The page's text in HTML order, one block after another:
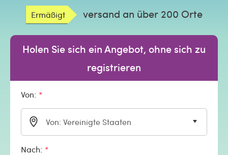
Ermäßigt versand an über 200 Orte
Holen Sie sich ein Angebot, ohne sich zu
registrieren
Von:
Von: Vereinigte Staaten
Nach: